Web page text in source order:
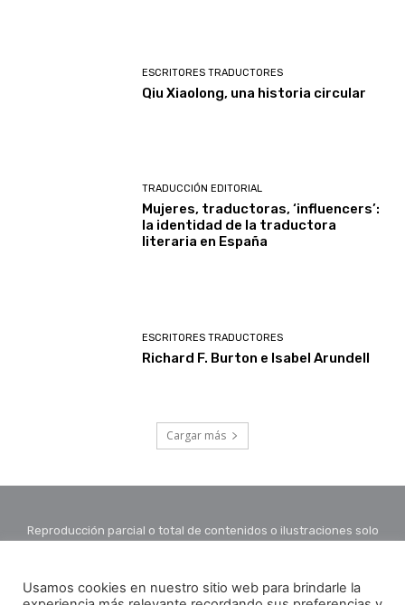
ESCRITORES TRADUCTORES
Qiu Xiaolong, una historia circular
TRADUCCIÓN EDITORIAL
Mujeres, traductoras, ‘influencers’:
la identidad de la traductora
literaria en España
ESCRITORES TRADUCTORES
Richard F. Burton e Isabel Arundell
Cargar más
Reproducción parcial o total de contenidos o ilustraciones solo
Usamos cookies en nuestro sitio web para brindarle la